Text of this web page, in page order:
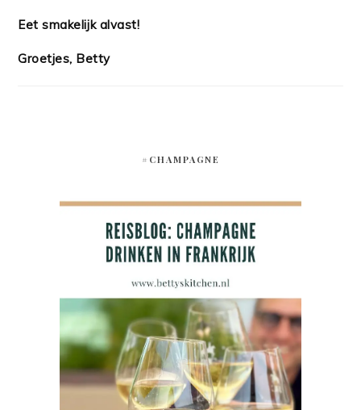
Eet smakelijk alvast!
Groetjes, Betty
#CHAMPAGNE